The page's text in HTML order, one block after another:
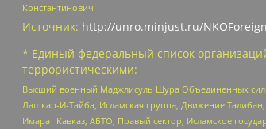
Константинович
Источник: http://unro.minjust.ru/
* Единый федеральный список
террористическими:
Высший военный Маджлисуль Шура Объединенных сил
Лашкар-И-Тайба, Исламская группа, Движение
Имарат Кавказ, АБТО, Правый сектор, Исламское